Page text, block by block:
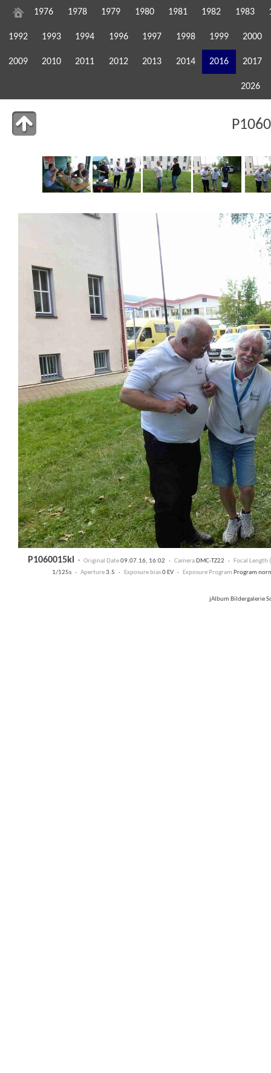
1976 1978 1979 1980 1981 1982 1983
1992 1993 1994 1996 1997 1998 1999 2000
2009 2010 2011 2012 2013 2014 2016 2017
2026
P1060015kl · Original Date09.07.16, 16:02 · CameraDMC-TZ22 · Focal Length
1/125s · Aperture3.5 · Exposure bias0 EV · Exposure Program Program
jAlbum Bildergalerie